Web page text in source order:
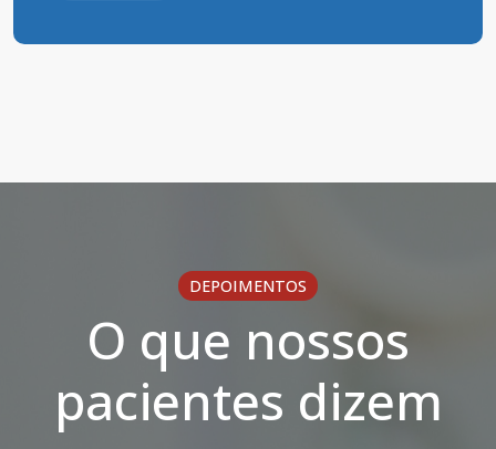
DEPOIMENTOS
O que nossos
pacientes dizem